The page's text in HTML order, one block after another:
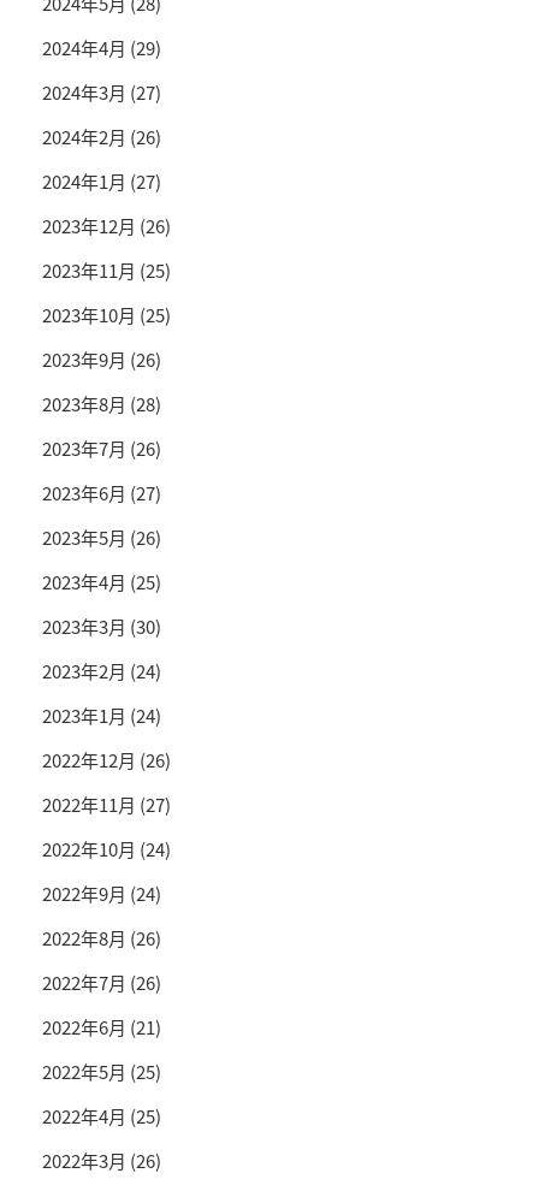
2024年4月 (29)
2024年3月 (27)
2024年2月 (26)
2024年1月 (27)
2023年12月 (26)
2023年11月 (25)
2023年10月 (25)
2023年9月 (26)
2023年8月 (28)
2023年7月 (26)
2023年6月 (27)
2023年5月 (26)
2023年4月 (25)
2023年3月 (30)
2023年2月 (24)
2023年1月 (24)
2022年12月 (26)
2022年11月 (27)
2022年10月 (24)
2022年9月 (24)
2022年8月 (26)
2022年7月 (26)
2022年6月 (21)
2022年5月 (25)
2022年4月 (25)
2022年3月 (26)